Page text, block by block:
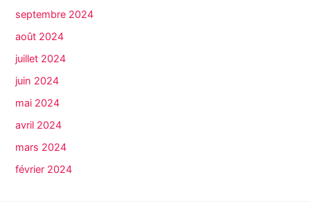
septembre 2024
août 2024
juillet 2024
juin 2024
mai 2024
avril 2024
mars 2024
février 2024